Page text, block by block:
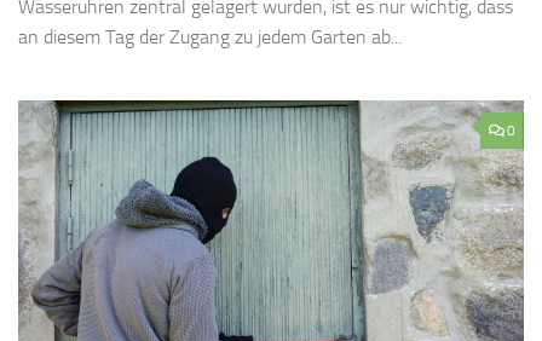
Wasseruhren zentral gelagert wurden, ist es nur wichtig, dass
an diesem Tag der Zugang zu jedem Garten ab...
0